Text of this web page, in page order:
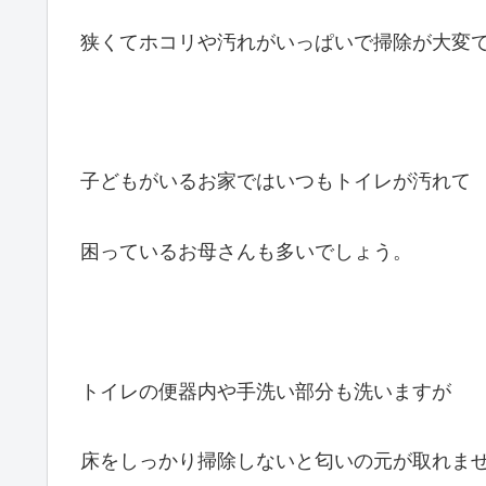
狭くてホコリや汚れがいっぱいで掃除が大変で
子どもがいるお家ではいつもトイレが汚れて
困っているお母さんも多いでしょう。
トイレの便器内や手洗い部分も洗いますが
床をしっかり掃除しないと匂いの元が取れま